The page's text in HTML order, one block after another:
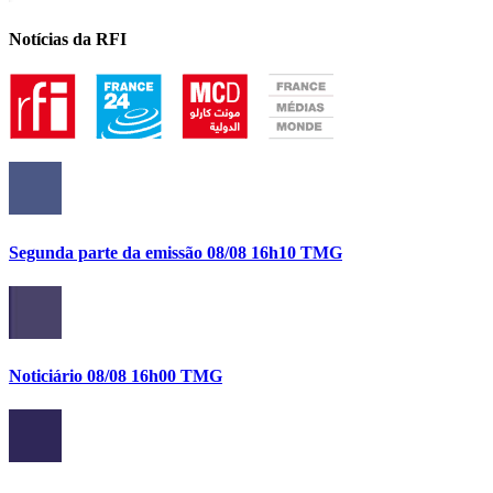
Notícias da RFI
Segunda parte da emissão 08/08 16h10 TMG
Noticiário 08/08 16h00 TMG